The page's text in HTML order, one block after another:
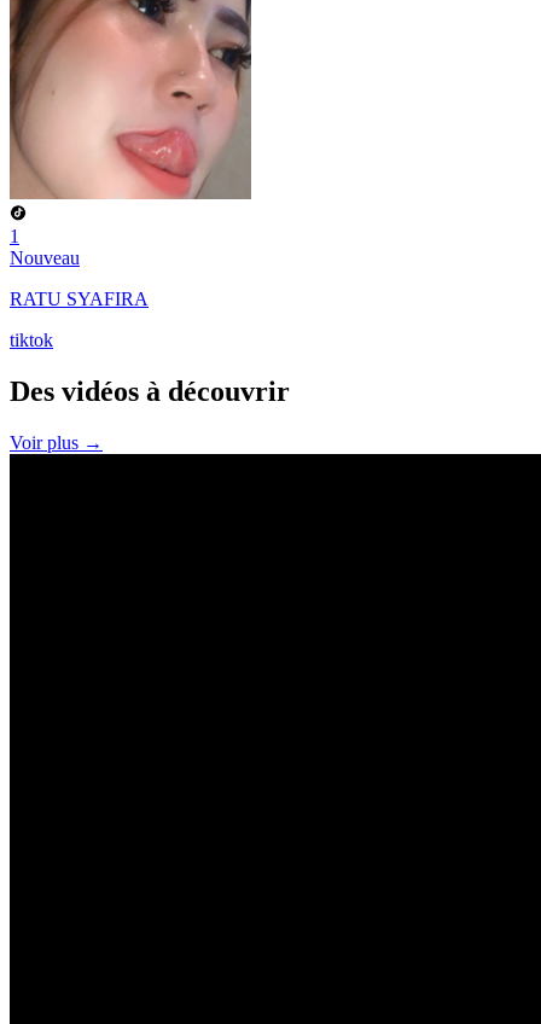
1
Nouveau
RATU SYAFIRA
tiktok
Des vidéos à découvrir
Voir plus →